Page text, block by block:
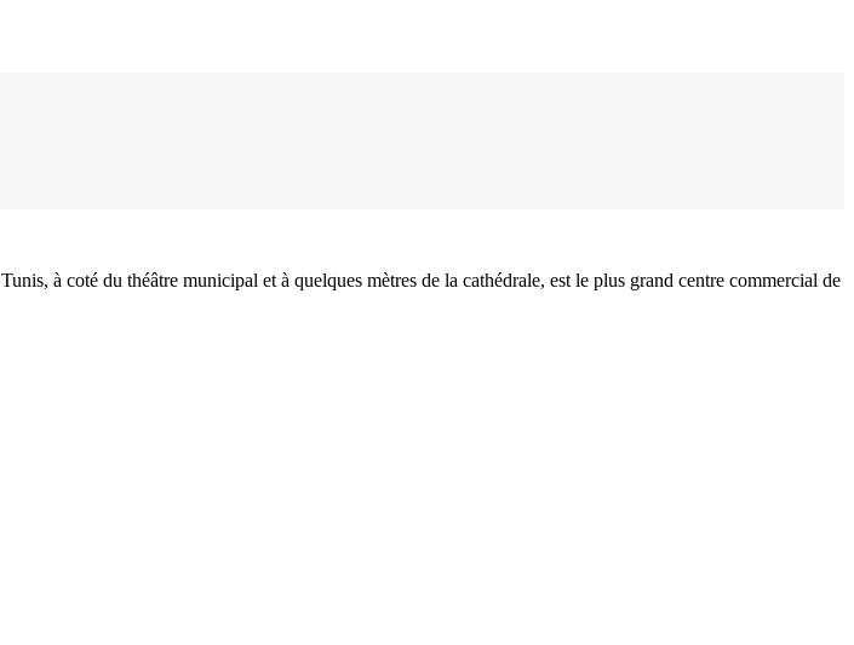
à coté du théâtre municipal et à quelques mètres de la cathédrale, est le plus grand centre commercial de